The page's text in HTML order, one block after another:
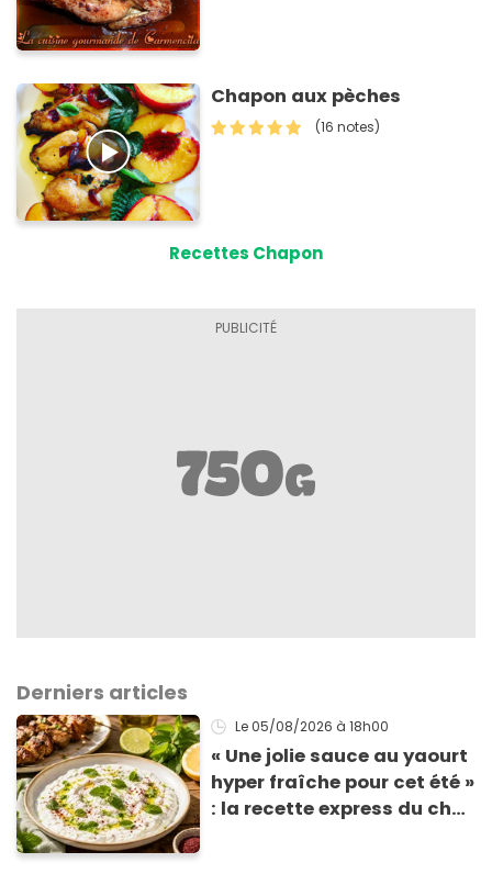
Chapon aux pèches
(16 notes)
Recettes Chapon
Derniers articles
Le 05/08/2026 à 18h00
« Une jolie sauce au yaourt
hyper fraîche pour cet été »
: la recette express du chef